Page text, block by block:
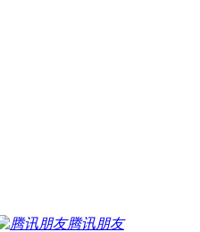
腾讯朋友